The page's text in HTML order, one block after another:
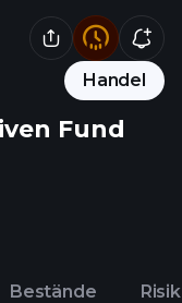
Handel
Fund
Bestände